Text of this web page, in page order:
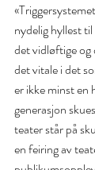
January 2025
November
October
September
June 2024
March 2024
January 2024
nydelig hyllest
det vidløftige og
det vitale i det
er ikke minst en
generasjon
teater står på
en feiring av